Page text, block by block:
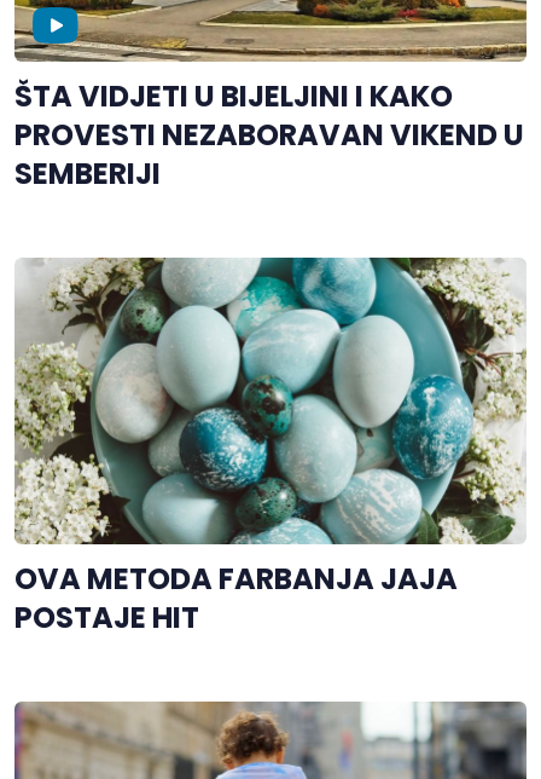
ŠTA VIDJETI U BIJELJINI I KAKO
PROVESTI NEZABORAVAN VIKEND U
SEMBERIJI
OVA METODA FARBANJA JAJA
POSTAJE HIT